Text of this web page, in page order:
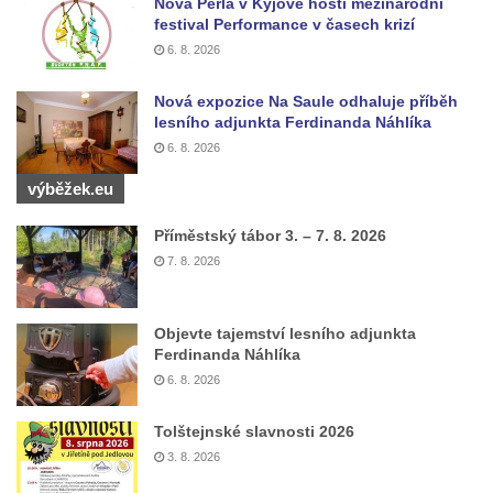
Pomník Vojtěcha Adalberta Lanny v parku
Na Sadech v Českých Budějovicích
Pomník Přemysla Otakara II. v parku Na
Sadech v Českých Budějovicích
Socha Mateřství v parku Na Sadech v
Českých Budějovicích
Sadech v Českých Budějovicích
Poslední dochovaný tramvajový sloup na
Pražské třídě v Českých Budějovicích
Socha Civilizovaní na Husově třídě v
Českých Budějovicích
Socha svatého Jana Nepomuckého Na
Sadech u Mlýnské stoky v Českých
Budějovicích
festival Performance v časech krizí
6. 8. 2026
Nová expozice Na Saule odhaluje příběh
lesního adjunkta Ferdinanda Náhlíka
6. 8. 2026
výběžek.eu
Příměstský tábor 3. – 7. 8. 2026
7. 8. 2026
Objevte tajemství lesního adjunkta
Ferdinanda Náhlíka
6. 8. 2026
Tolštejnské slavnosti 2026
3. 8. 2026